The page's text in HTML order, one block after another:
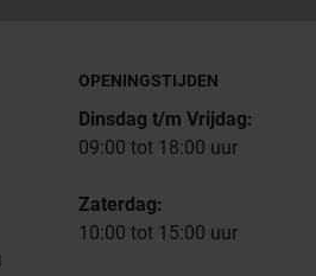
OPENINGSTIJDEN
Dinsdag t/m Vrijdag:
09:00 tot 18:00 uur
Zaterdag:
10:00 tot 15:00 uur